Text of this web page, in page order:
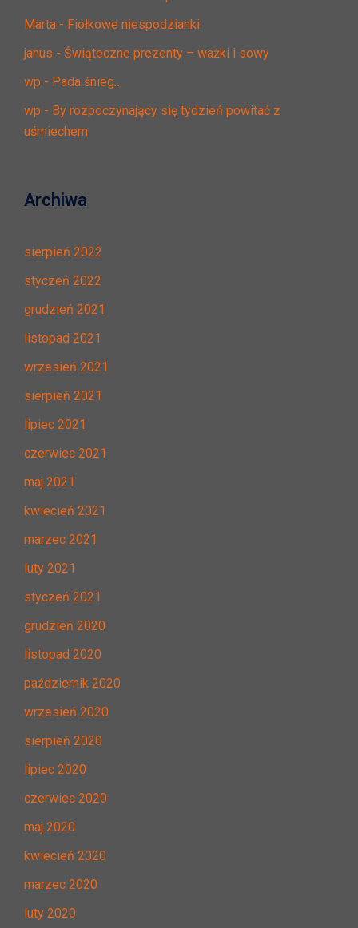
Marta - Fiołkowe niespodzianki
janus - Świąteczne prezenty – ważki i sowy
wp - Pada śnieg…
wp - By rozpoczynający się tydzień powitać z
uśmiechem
Archiwa
sierpień 2022
styczeń 2022
grudzień 2021
listopad 2021
wrzesień 2021
sierpień 2021
lipiec 2021
czerwiec 2021
maj 2021
kwiecień 2021
marzec 2021
luty 2021
styczeń 2021
grudzień 2020
listopad 2020
październik 2020
wrzesień 2020
sierpień 2020
lipiec 2020
czerwiec 2020
maj 2020
kwiecień 2020
marzec 2020
luty 2020